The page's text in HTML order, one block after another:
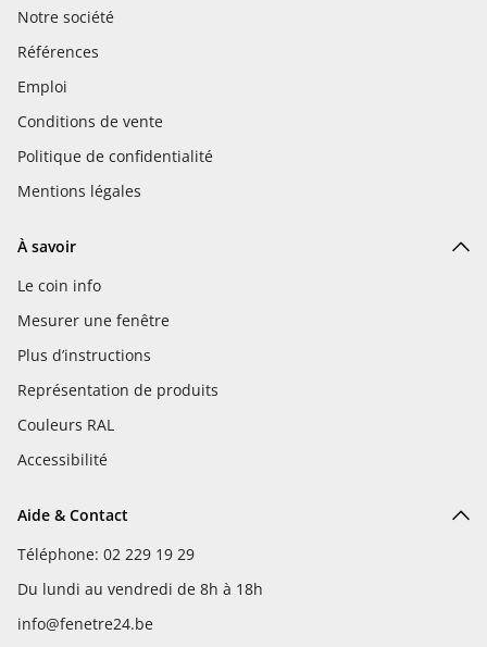
Notre société
Références
Emploi
Conditions de vente
Politique de confidentialité
Mentions légales
À savoir
Le coin info
Mesurer une fenêtre
Plus d’instructions
Représentation de produits
Couleurs RAL
Accessibilité
Aide & Contact
Téléphone: 02 229 19 29
Du lundi au vendredi de 8h à 18h
info@fenetre24.be